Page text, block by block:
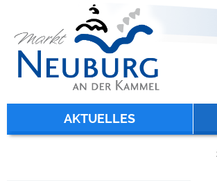
zur Navigation oder zur
AKTUELLES